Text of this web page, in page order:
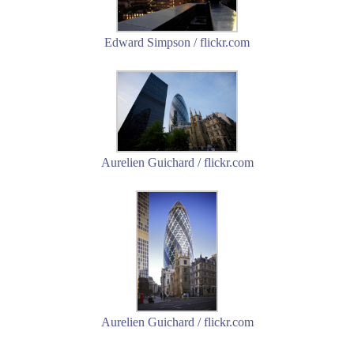
Edward Simpson / flickr.com
Aurelien Guichard / flickr.com
Aurelien Guichard / flickr.com